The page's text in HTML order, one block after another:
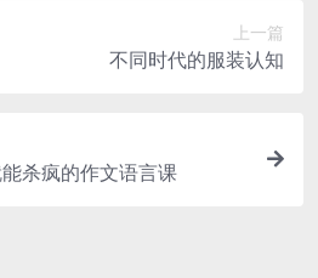
上一篇
不同时代的服装认知
杀疯的作文语言课